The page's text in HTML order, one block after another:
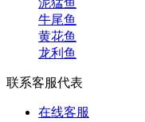
牛尾鱼
黄花鱼
龙利鱼
联系客服代表
在线客服